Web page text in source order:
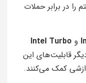
در برابر حملات
و Intel Turbo
قابلیت‌های این
کمک می‌کنند.